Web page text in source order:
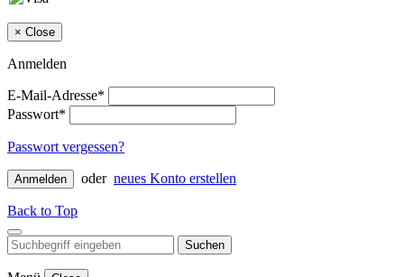
× Close
Anmelden
E-Mail-Adresse*
Passwort*
Passwort vergessen?
Anmelden oder neues Konto erstellen
Back to Top
Suchen